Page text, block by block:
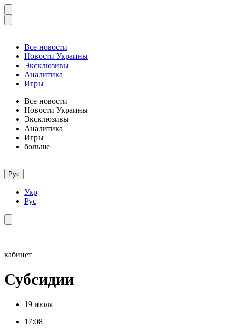
Все новости
Новости Украины
Эксклюзивы
Аналитика
Игры
Все новости
Новости Украины
Эксклюзивы
Аналитика
Игры
больше
Рус
Укр
Рус
кабинет
Субсидии
19 июля
17:08